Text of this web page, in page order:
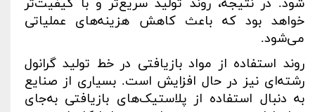
شود. در نتیجه، روند تولید سریع‌تر و با کیفیت‌تر
خواهد بود که باعث کاهش هزینه‌های عملیاتی
می‌شود.
روند استفاده از مواد بازیافتی در خط تولید گرانول
رشته‌ای نیز در حال افزایش است. بسیاری از صنایع
به دنبال استفاده از پلاستیک‌های بازیافتی به‌جای